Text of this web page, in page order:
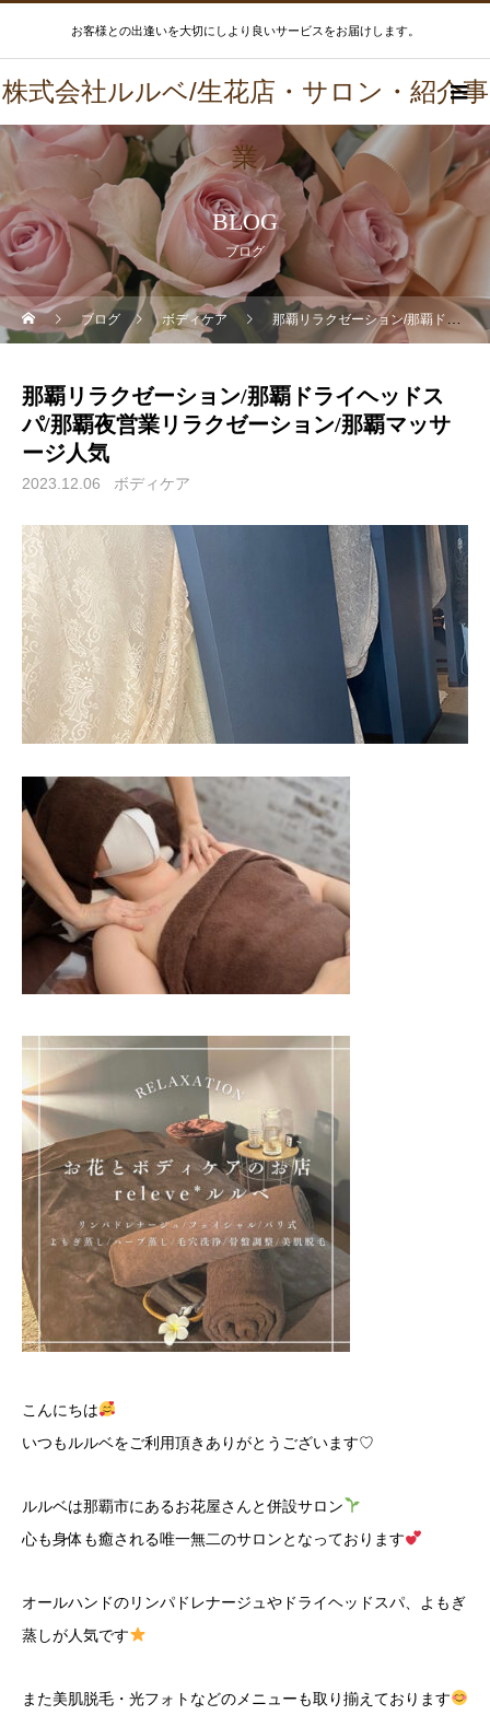
お客様との出逢いを大切にしより良いサービスをお届けします。
株式会社ルルベ/生花店・サロン・紹介事
業
BLOG
ブログ
ブログ ボディケア 那覇リラクゼーション/那覇ドライヘッドスパ/那覇夜営業リラクゼーション/那覇マッサージ人気
那覇リラクゼーション/那覇ドライヘッドス
パ/那覇夜営業リラクゼーション/那覇マッサ
ージ人気
2023.12.06 ボディケア
こんにちは
いつもルルベをご利用頂きありがとうございます♡
ルルベは那覇市にあるお花屋さんと併設サロン
心も身体も癒される唯一無二のサロンとなっております
オールハンドのリンパドレナージュやドライヘッドスパ、よもぎ
蒸しが人気です
また美肌脱毛・光フォトなどのメニューも取り揃えております